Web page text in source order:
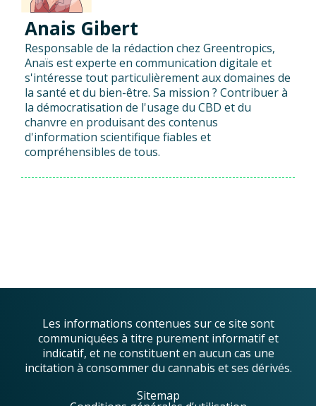
Anais Gibert
Responsable de la rédaction chez Greentropics,
Anaïs est experte en communication digitale et
s'intéresse tout particulièrement aux domaines de
la santé et du bien-être. Sa mission ? Contribuer à
la démocratisation de l'usage du CBD et du
chanvre en produisant des contenus
d'information scientifique fiables et
compréhensibles de tous.
Les informations contenues sur ce site sont
communiquées à titre purement informatif et
indicatif, et ne constituent en aucun cas une
incitation à consommer du cannabis et ses dérivés.
Sitemap